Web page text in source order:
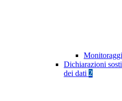
Dichiarazioni
dei dati 2